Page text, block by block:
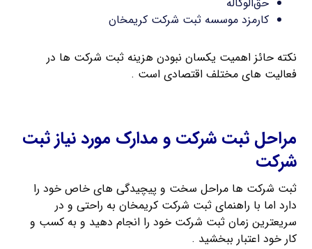
کارمزد موسسه ثبت شرکت کریمخان
نکته حائز اهمیت یکسان نبودن هزینه ثبت شرکت ها در
فعالیت های مختلف اقتصادی است .
مراحل ثبت شرکت و مدارک مورد نیاز ثبت
شرکت
ثبت شرکت ها مراحل سخت و پیچیدگی های خاص خود را
دارد اما با راهنمای ثبت شرکت کریمخان به راحتی و در
سریعترین زمان ثبت شرکت خود را انجام دهید و به کسب و
کار خود اعتبار ببخشید .